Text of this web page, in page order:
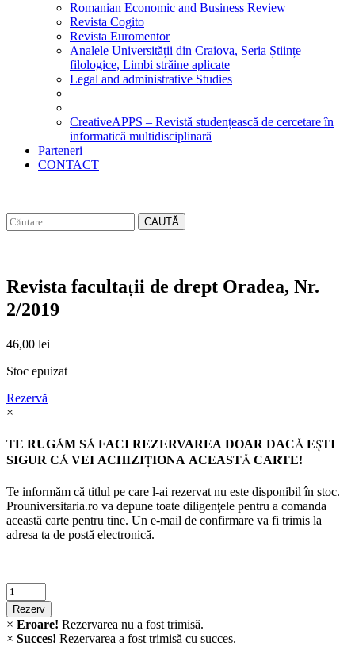
Romanian Economic and Business Review
Revista Cogito
Revista Euromentor
Analele Universității din Craiova, Seria Științe
filologice, Limbi străine aplicate
Legal and administrative Studies
CreativeAPPS – Revistă studențească de cercetare în
informatică multidisciplinară
Parteneri
CONTACT
CAUTĂ
Revista facultații de drept Oradea, Nr.
2/2019
46,00 lei
Stoc epuizat
Rezervă
×
TE RUGĂM SĂ FACI REZERVAREA DOAR DACĂ EŞTI
SIGUR CĂ VEI ACHIZIŢIONA ACEASTĂ CARTE!
Te informăm că titlul pe care l-ai rezervat nu este disponibil în stoc.
Prouniversitaria.ro va depune toate diligenţele pentru a comanda
această carte pentru tine. Un e-mail de confirmare va fi trimis la
adresa ta de postă electronică.
Criminalistica
quantity
Rezerv
× Eroare! Rezervarea nu a fost trimisă.
× Succes! Rezervarea a fost trimisă cu succes.